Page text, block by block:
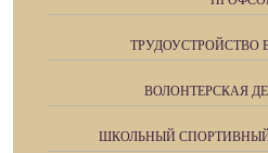
ТРУДОУСТРОЙСТВО
ВОЛОНТЕРСКАЯ
ШКОЛЬНЫЙ